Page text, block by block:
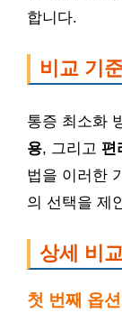
합니다.
비교 기
통증 최소화
용, 그리고 편
법을 이러한
의 선택을 제
상세 비교
첫 번째 옵